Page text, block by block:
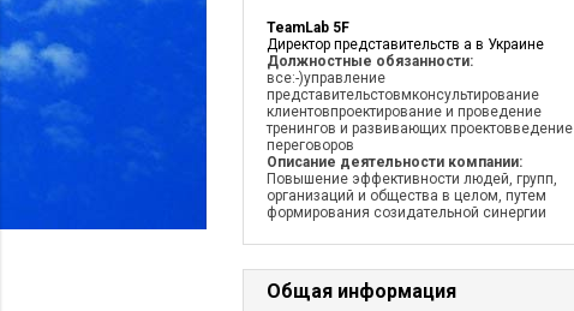
TeamLab 5F
Директор представительств а в Украине
Должностные обязанности:
все:-)управление
представительстовмконсультирование
клиентовпроектирование и проведение
тренингов и развивающих проектовведение
переговоров
Описание деятельности компании:
Повышение эффективности людей, групп,
организаций и общества в целом, путем
формирования созидательной синергии
Общая информация